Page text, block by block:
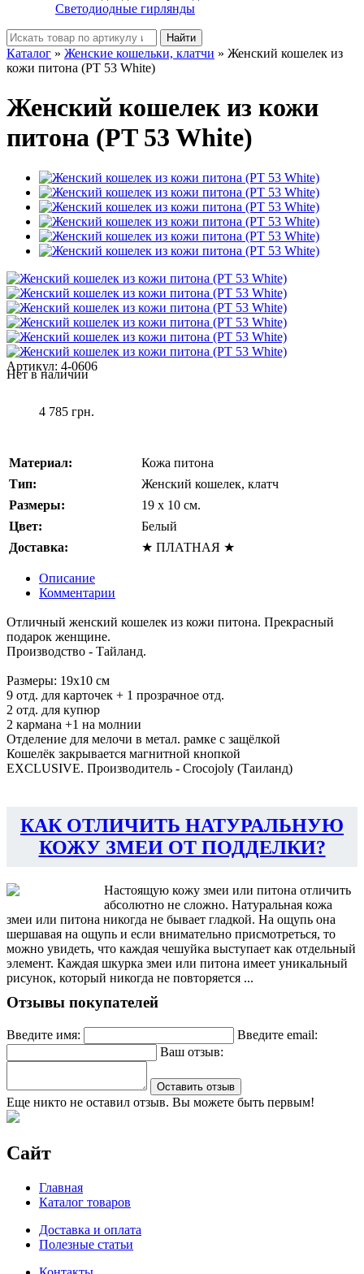
Светодиодные гирлянды
Найти
Каталог » Женские кошельки, клатчи » Женский кошелек из
кожи питона (PT 53 White)
Женский кошелек из кожи
питона (PT 53 White)
Артикул: 4-0606
Нет в наличии
4 785 грн.
Материал:
Кожа питона
Тип:
Женский кошелек, клатч
Размеры:
19 x 10 см.
Цвет:
Белый
Доставка:
★ ПЛАТНАЯ ★
Описание
Комментарии
Отличный женский кошелек из кожи питона. Прекрасный
подарок женщине.
Производство - Тайланд.
Размеры: 19х10 см
9 отд. для карточек + 1 прозрачное отд.
2 отд. для купюр
2 кармана +1 на молнии
Отделение для мелочи в метал. рамке с защёлкой
Кошелёк закрывается магнитной кнопкой
EXCLUSIVE. Производитель - Crocojoly (Таиланд)
КАК ОТЛИЧИТЬ НАТУРАЛЬНУЮ
КОЖУ ЗМЕИ ОТ ПОДДЕЛКИ?
Настоящую кожу змеи или питона отличить
абсолютно не сложно. Натуральная кожа
змеи или питона никогда не бывает гладкой. На ощупь она
шершавая на ощупь и если внимательно присмотреться, то
можно увидеть, что каждая чешуйка выступает как отдельный
элемент. Каждая шкурка змеи или питона имеет уникальный
рисунок, который никогда не повторяется ...
Отзывы покупателей
Введите имя:
Введите email:
Ваш отзыв:
Оставить отзыв
Еще никто не оставил отзыв. Вы можете быть первым!
Сайт
Главная
Каталог товаров
Доставка и оплата
Полезные статьи